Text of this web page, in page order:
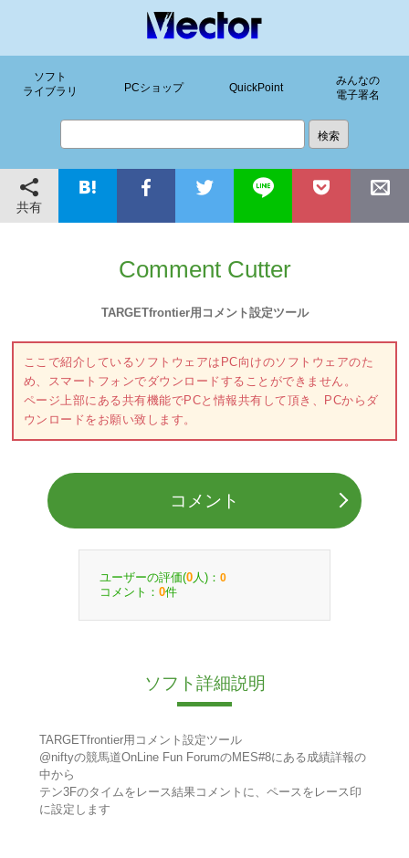
ソフト
ライブラリ
PCショップ QuickPoint
みんなの
電子署名
共有
Comment Cutter
TARGETfrontier用コメント設定ツール
ここで紹介しているソフトウェアはPC向けのソフトウェアのた
め、スマートフォンでダウンロードすることができません。
ページ上部にある共有機能でPCと情報共有して頂き、PCからダ
ウンロードをお願い致します。
コメント
ユーザーの評価(0 人)： 0
コメント： 0件
ソフト詳細説明
TARGETfrontier用コメント設定ツール
@niftyの競馬道OnLine Fun ForumのMES#8にある成績詳報の
中から
テン3Fのタイムをレース結果コメントに、ペースをレース印
に設定します